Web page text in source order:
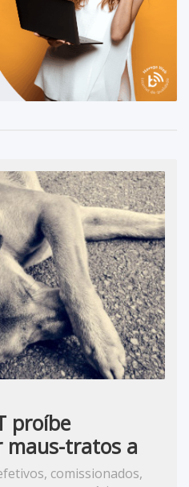
proíbe
maus-tratos a
cargos
comissionados,